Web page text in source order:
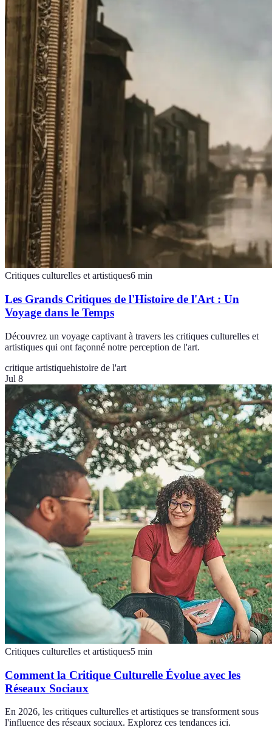
Critiques culturelles et artistiques6 min
Les Grands Critiques de l'Histoire de l'Art : Un
Voyage dans le Temps
Découvrez un voyage captivant à travers les critiques culturelles et
artistiques qui ont façonné notre perception de l'art.
critique artistiquehistoire de l'art
Jul 8
Critiques culturelles et artistiques5 min
Comment la Critique Culturelle Évolue avec les
Réseaux Sociaux
En 2026, les critiques culturelles et artistiques se transforment sous
l'influence des réseaux sociaux. Explorez ces tendances ici.